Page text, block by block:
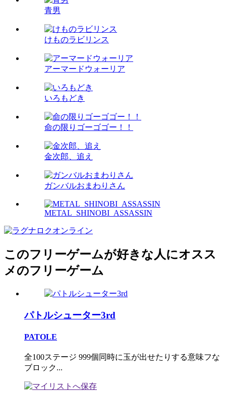
青男
けものラビリンス
アーマードウォーリア
いろもどき
命の限りゴーゴゴー！！
金次郎、追え
ガンバルおまわりさん
METAL_SHINOBI_ASSASSIN
このフリーゲームが好きな人にオスス
メのフリーゲーム
パトルシューター3rd
PATOLE
全100ステージ 999個同時に玉が出せたりする意味フな
ブロック...